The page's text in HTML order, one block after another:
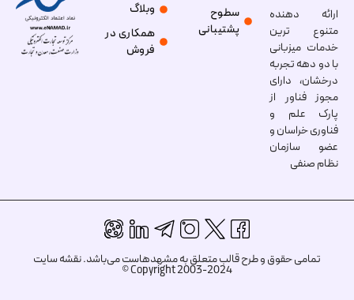
ارائه دهنده
متنوع ترین
خدمات میزبانی
با دو دهه تجربه
درخشان، دارای
مجوز فناور از
پارک علم و
فناوری خراسان و
عضو سازمان
نظام صنفی
سطوح
پشتیبانی
وبلاگ
همکاری در
فروش
تمامی حقوق و طرح قالب متعلق به مشهدهاست می‌باشد.نقشه سایت
Copyright 2003-2024 ©